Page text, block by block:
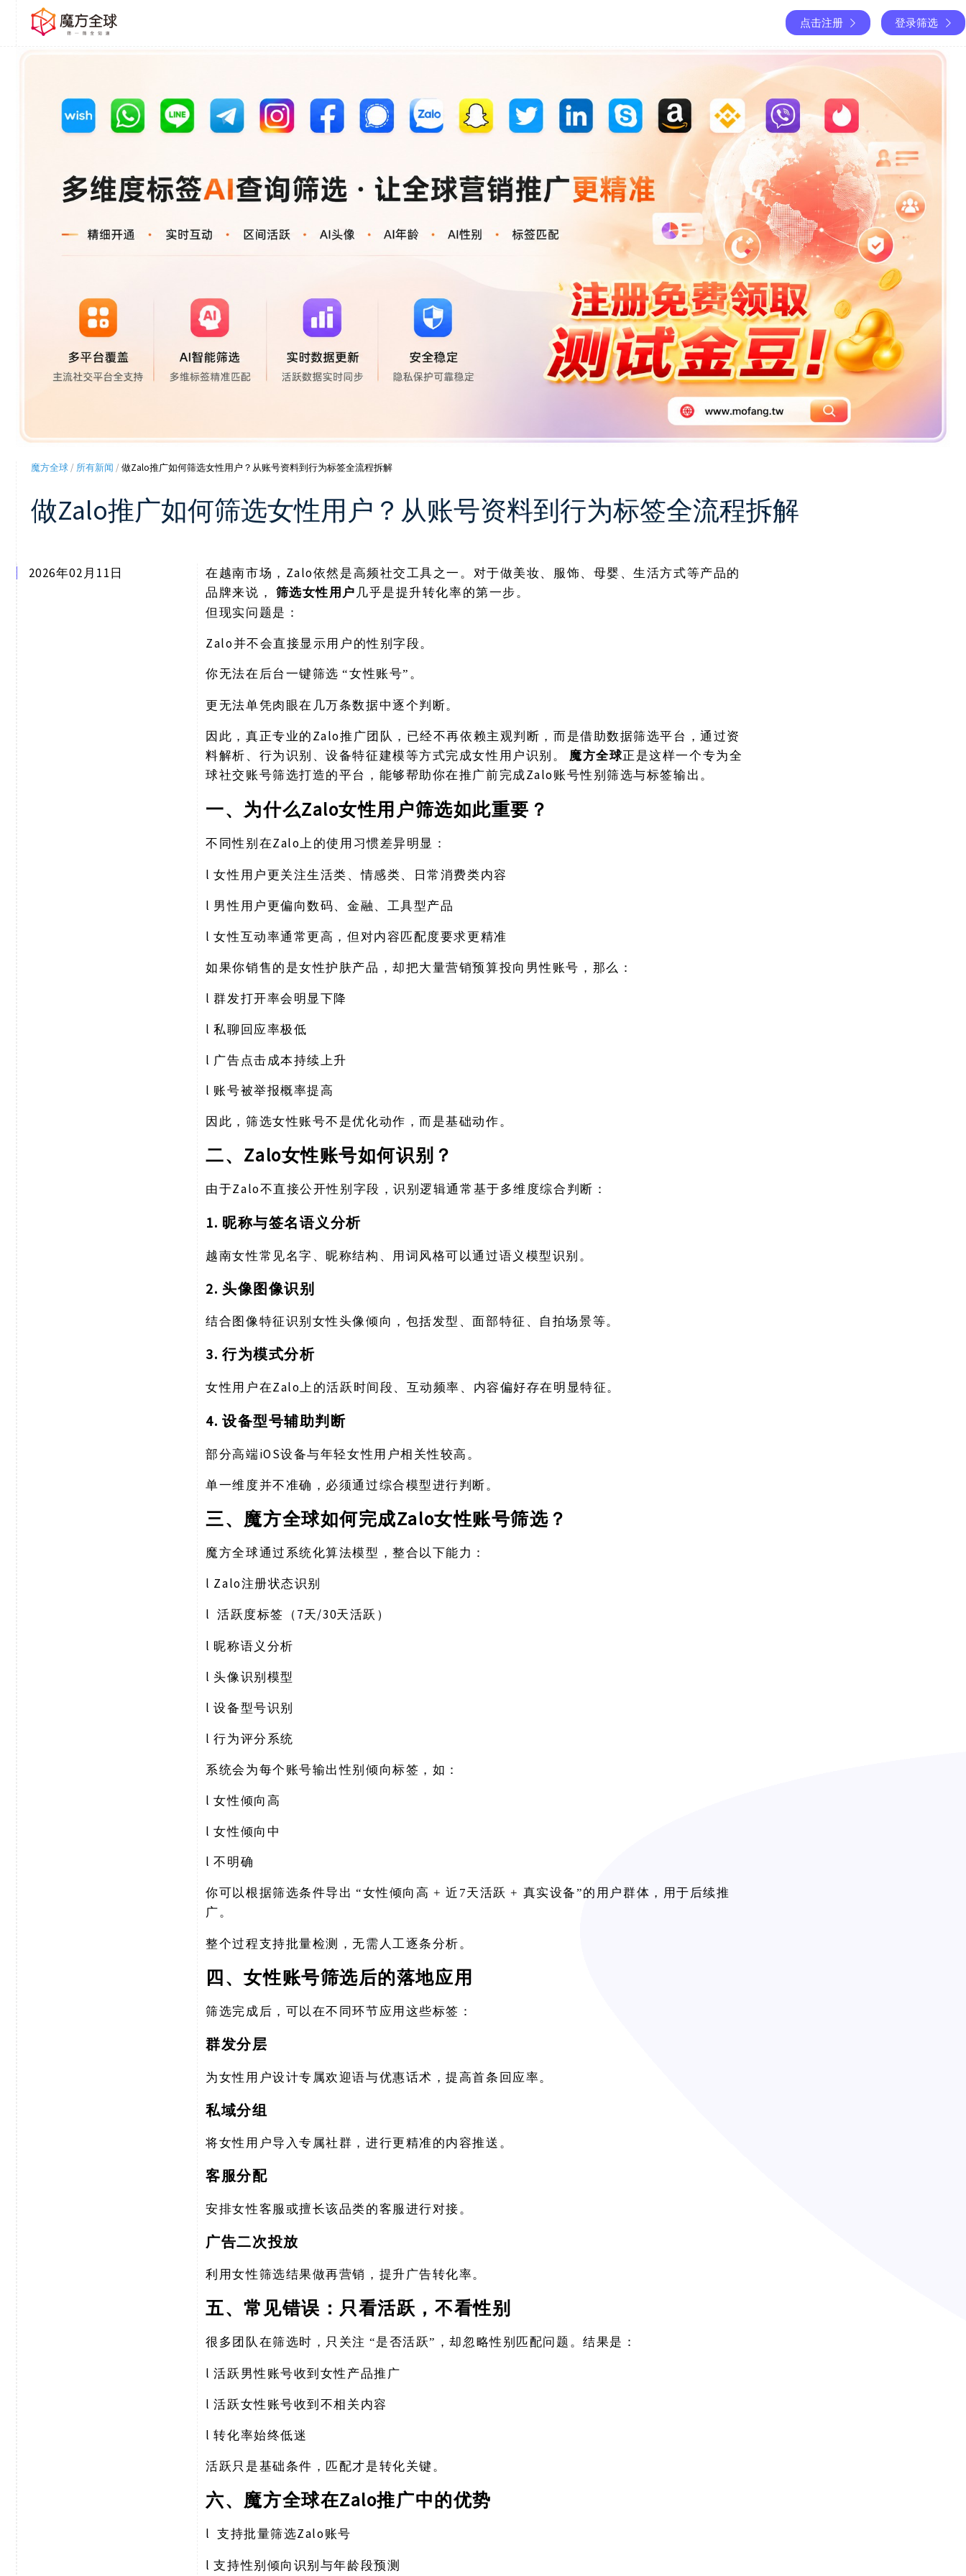
点击注册 登录筛选
魔方全球 / 所有新闻 /做Zalo推广如何筛选女性用户？从账号资料到行为标签全流程拆解
做Zalo推广如何筛选女性用户？从账号资料到行为标签全流程拆解
2026年02月11日 在越南市场， Zalo依然是高频社交工具之一。对于做美妆、服饰、母婴、生活方式等产品的
品牌来说， 筛选女性用户几乎是提升转化率的第一步。
但现实问题是：
Zalo并不会直接显示用户的性别字段。
你无法在后台一键筛选 “女性账号”。
更无法单凭肉眼在几万条数据中逐个判断。
因此，真正专业的 Zalo推广团队，已经不再依赖主观判断，而是借助数据筛选平台，通过资
料解析、行为识别、设备特征建模等方式完成女性用户识别。 魔方全球正是这样一个专为全
球社交账号筛选打造的平台，能够帮助你在推广前完成Zalo账号性别筛选与标签输出。
一、为什么Zalo女性用户筛选如此重要？
不同性别在Zalo上的使用习惯差异明显：
l女性用户更关注生活类、情感类、日常消费类内容
l 男性用户更偏向数码、金融、工具型产品
l女性互动率通常更高，但对内容匹配度要求更精准
如果你销售的是女性护肤产品，却把大量营销预算投向男性账号，那么：
l群发打开率会明显下降
l私聊回应率极低
l 广告点击成本持续上升
l 账号被举报概率提高
因此，筛选女性账号不是优化动作，而是基础动作。
二、 Zalo女性账号如何识别？
由于Zalo不直接公开性别字段，识别逻辑通常基于多维度综合判断：
1. 昵称与签名语义分析
越南女性常见名字、昵称结构、用词风格可以通过语义模型识别。
2. 头像图像识别
结合图像特征识别女性头像倾向，包括发型、面部特征、自拍场景等。
3. 行为模式分析
女性用户在Zalo上的活跃时间段、互动频率、内容偏好存在明显特征。
4. 设备型号辅助判断
部分高端iOS设备与年轻女性用户相关性较高。
单一维度并不准确，必须通过综合模型进行判断。
三、魔方全球如何完成Zalo女性账号筛选？
魔方全球通过系统化算法模型，整合以下能力：
l Zalo注册状态识别
l
活跃度标签（ 7天/30天活跃）
l 昵称语义分析
l头像识别模型
l设备型号识别
l行为评分系统
系统会为每个账号输出性别倾向标签，如：
l女性倾向高
l女性倾向中
l不明确
你可以根据筛选条件导出 “女性倾向高 + 近7天活跃 + 真实设备”的用户群体，用于后续推
广。
整个过程支持批量检测，无需人工逐条分析。
四、女性账号筛选后的落地应用
筛选完成后，可以在不同环节应用这些标签：
群发分层
为女性用户设计专属欢迎语与优惠话术，提高首条回应率。
私域分组
将女性用户导入专属社群，进行更精准的内容推送。
客服分配
安排女性客服或擅长该品类的客服进行对接。
广告二次投放
利用女性筛选结果做再营销，提升广告转化率。
五、常见错误：只看活跃，不看性别
很多团队在筛选时，只关注 “是否活跃”，却忽略性别匹配问题。结果是：
l活跃男性账号收到女性产品推广
l活跃女性账号收到不相关内容
l转化率始终低迷
活跃只是基础条件，匹配才是转化关键。
六、魔方全球在Zalo推广中的优势
l 支持批量筛选Zalo账号
l支持性别倾向识别与年龄段预测